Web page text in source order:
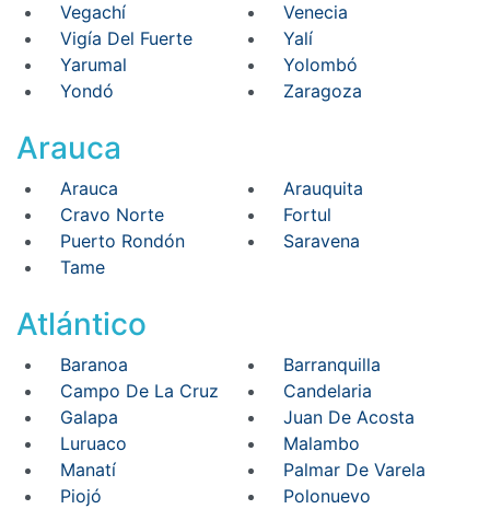
Vegachí
Venecia
Vigía Del Fuerte
Yalí
Yarumal
Yolombó
Yondó
Zaragoza
Arauca
Arauca
Arauquita
Cravo Norte
Fortul
Puerto Rondón
Saravena
Tame
Atlántico
Baranoa
Barranquilla
Campo De La Cruz
Candelaria
Galapa
Juan De Acosta
Luruaco
Malambo
Manatí
Palmar De Varela
Piojó
Polonuevo